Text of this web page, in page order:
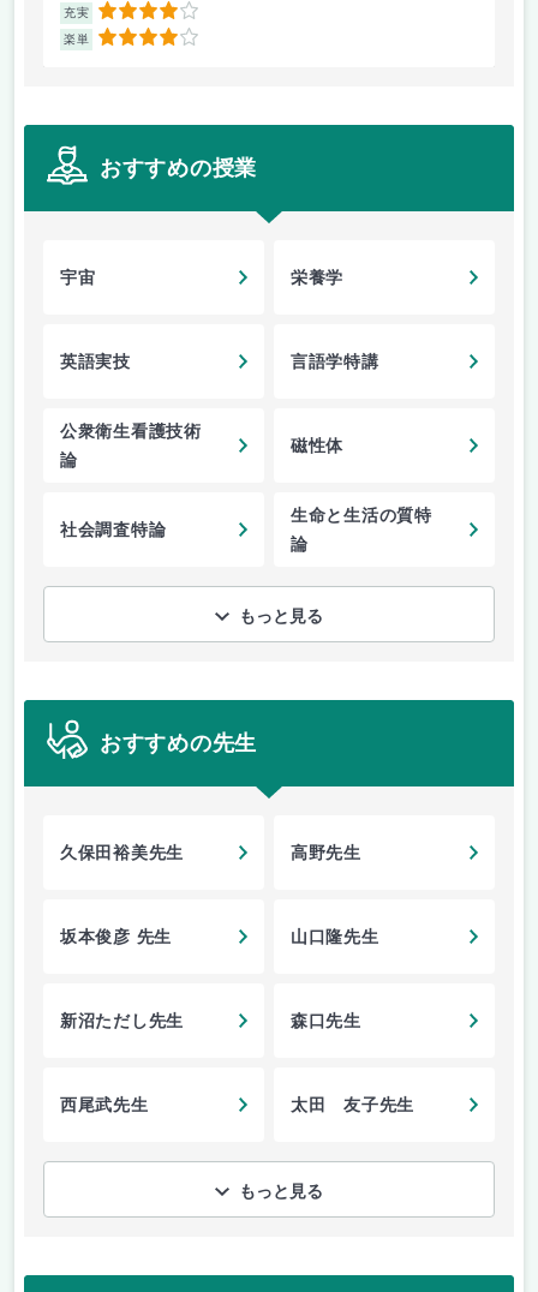
充実 4
楽単 4
おすすめの授業
宇宙 栄養学
英語実技 言語学特講
公衆衛生看護技術
論
磁性体
社会調査特論
生命と生活の質特
論
もっと見る
おすすめの先生
久保田裕美先生 高野先生
坂本俊彦 先生 山口隆先生
新沼ただし先生 森口先生
西尾武先生 太田 友子先生
もっと見る